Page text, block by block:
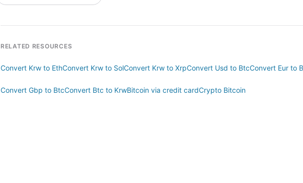
RELATED RESOURCES
Convert Krw to EthConvert Krw to SolConvert Krw to XrpConvert Usd to BtcConvert Eur to
Convert Gbp to BtcConvert Btc to KrwBitcoin via credit cardCrypto Bitcoin